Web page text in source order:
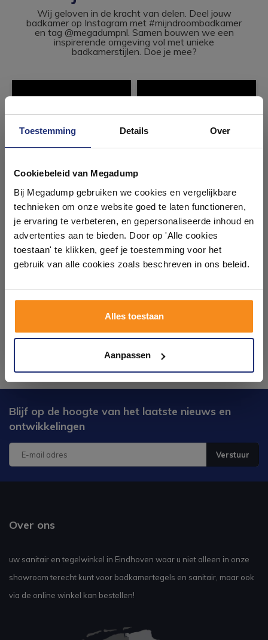
Toestemming Details Over
Cookiebeleid van Megadump
Bij Megadump gebruiken we cookies en vergelijkbare
technieken om onze website goed te laten functioneren,
je ervaring te verbeteren, en gepersonaliseerde inhoud en
advertenties aan te bieden. Door op 'Alle cookies
toestaan' te klikken, geef je toestemming voor het
gebruik van alle cookies zoals beschreven in ons beleid.
Alles toestaan
Aanpassen
Wij geloven in de kracht van delen. Deel jouw
badkamer op Instagram met #mijndroombadkamer
en tag @megadumpnl. Samen bouwen we een
inspirerende omgeving vol met unieke
badkamerstijlen. Doe je mee?
Blijf op de hoogte van het laatste nieuws en
ontwikkelingen
Verstuur
Over ons
uw sanitair en tegelwinkel in Eindhoven waar u niet alleen in onze
showroom terecht kunt voor badkamertegels en sanitair, maar ook
via de online winkel kan bestellen!
badkamers in onze 1000 m²
showroom
Laat je inspireren door 21 volledig ingerichte
badkameropstellingen – van compact tot luxe. Onze
ervaren adviseurs helpen je persoonlijk, en je vindt
tegels & sanitair direct uit voorraad. Gratis parkeren
op eigen terrein.
Kom langs en ervaar zelf het verschil!